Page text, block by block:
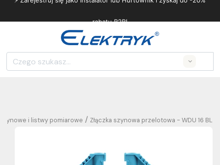
rabatu B2B!
Złączka szynowa przelotowa - WDU 16 BL
/
szynowe i listwy pomiarowe